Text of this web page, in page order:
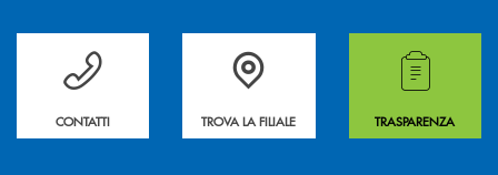
Per ogni necessità compila il form e noi ti richiamiamo
CONTATTI
La&nbsp; Filiale &nbsp;vicina a te. &nbsp;
TROVA LA FILIALE
Hai bisogno di
TRASPARENZA